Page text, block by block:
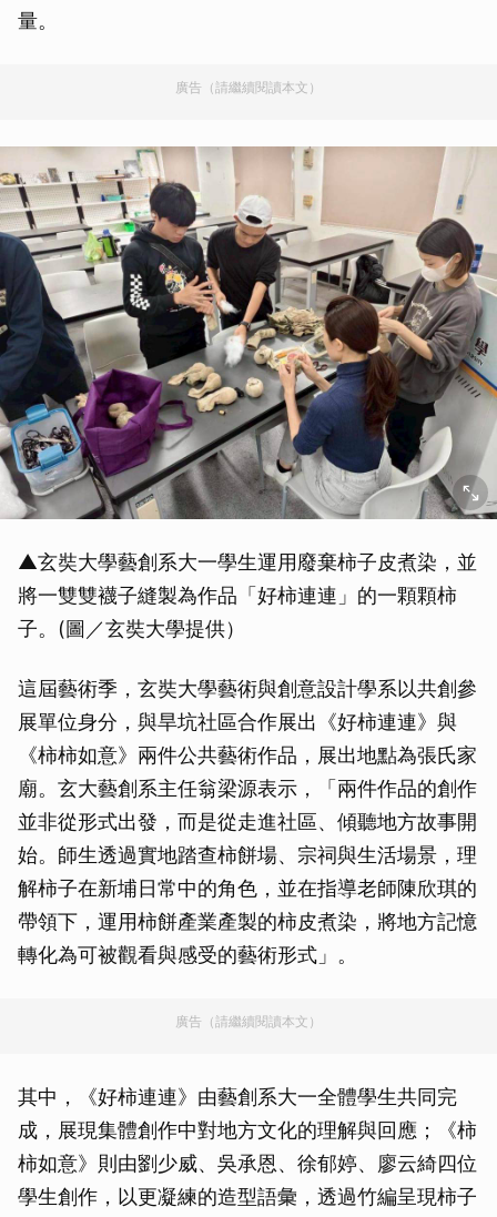
量。
廣告（請繼續閱讀本文）
▲玄奘大學藝創系大一學生運用廢棄柿子皮煮染，並
將一雙雙襪子縫製為作品「好柿連連」的一顆顆柿
子。(圖／玄奘大學提供）
這屆藝術季，玄奘大學藝術與創意設計學系以共創參
展單位身分，與旱坑社區合作展出《好柿連連》與
《柿柿如意》兩件公共藝術作品，展出地點為張氏家
廟。玄大藝創系主任翁梁源表示，「兩件作品的創作
並非從形式出發，而是從走進社區、傾聽地方故事開
始。師生透過實地踏查柿餅場、宗祠與生活場景，理
解柿子在新埔日常中的角色，並在指導老師陳欣琪的
帶領下，運用柿餅產業產製的柿皮煮染，將地方記憶
轉化為可被觀看與感受的藝術形式」。
廣告（請繼續閱讀本文）
其中，《好柿連連》由藝創系大一全體學生共同完
成，展現集體創作中對地方文化的理解與回應；《柿
柿如意》則由劉少威、吳承恩、徐郁婷、廖云綺四位
學生創作，以更凝練的造型語彙，透過竹編呈現柿子